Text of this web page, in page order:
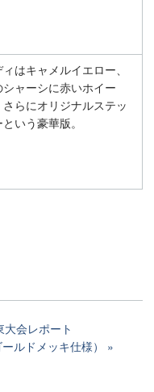
はキャメルイエロー、
シャーシに赤いホイー
さらにオリジナルステッ
いう豪華版。
大会レポート
ルドメッキ仕様）